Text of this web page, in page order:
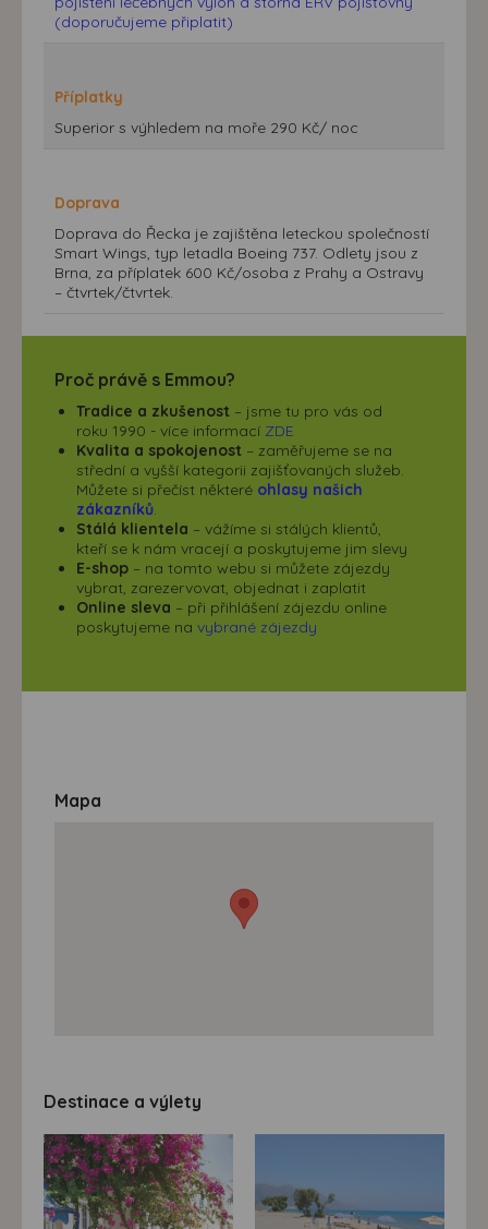
(doporučujeme připlatit)
Příplatky
Superior s výhledem na moře 290 Kč/ noc
Doprava
Doprava do Řecka je zajištěna leteckou společností
Smart Wings, typ letadla Boeing 737. Odlety jsou z
Brna, za příplatek 600 Kč/osoba z Prahy a Ostravy
– čtvrtek/čtvrtek.
Proč právě s Emmou?
Tradice a zkušenost – jsme tu pro vás od
roku 1990 - více informací ZDE
Kvalita a spokojenost – zaměřujeme se na
střední a vyšší kategorii zajišťovaných služeb.
Můžete si přečíst některé ohlasy našich
zákazníků.
Stálá klientela – vážíme si stálých klientů,
kteří se k nám vracejí a poskytujeme jim slevy
E-shop – na tomto webu si můžete zájezdy
vybrat, zarezervovat, objednat i zaplatit
Online sleva – při přihlášení zájezdu online
poskytujeme na vybrané zájezdy
Mapa
Destinace a výlety